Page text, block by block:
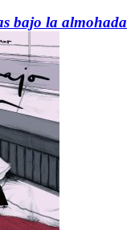
bajo la almohada